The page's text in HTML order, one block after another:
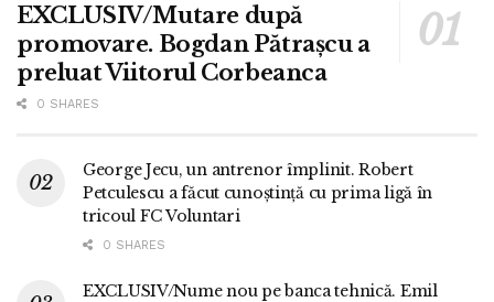
EXCLUSIV/Mutare după
promovare. Bogdan Pătrașcu a
preluat Viitorul Corbeanca
0 SHARES
George Jecu, un antrenor împlinit. Robert
Petculescu a făcut cunoștință cu prima ligă în
tricoul FC Voluntari
0 SHARES
EXCLUSIV/Nume nou pe banca tehnică. Emil